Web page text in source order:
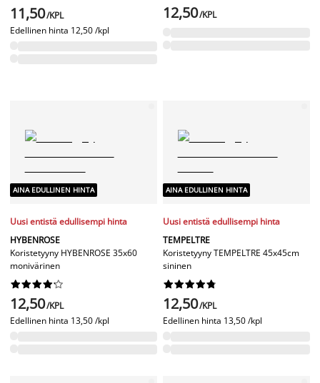
11,50/KPL
Edellinen hinta 12,50 /kpl
12,50/KPL
AINA EDULLINEN HINTA
Uusi entistä edullisempi hinta
HYBENROSE
Koristetyyny HYBENROSE 35x60
monivärinen






12,50/KPL
Edellinen hinta 13,50 /kpl
AINA EDULLINEN HINTA
Uusi entistä edullisempi hinta
TEMPELTRE
Koristetyyny TEMPELTRE 45x45cm
sininen






12,50/KPL
Edellinen hinta 13,50 /kpl